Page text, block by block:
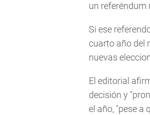
un referéndum
Si ese
cuarto año del
nuevas
El editorial
decisión y
el año, "pese a